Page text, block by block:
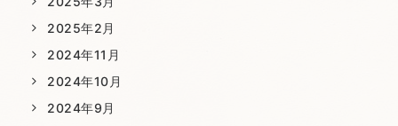
2025年2月
2024年11月
2024年10月
2024年9月